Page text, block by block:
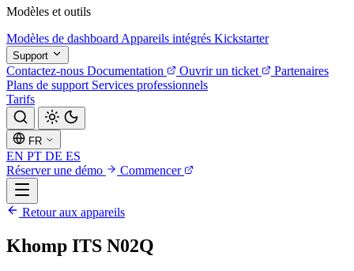
Modèles et outils
Modèles de dashboard Appareils intégrés Kickstarter
Support
Contactez-nous Documentation Ouvrir un ticket
Partenaires
Plans de support Services professionnels
Tarifs
FR
EN PT DE ES
Réserver une démo
Commencer
Retour aux appareils
Khomp ITS N02Q